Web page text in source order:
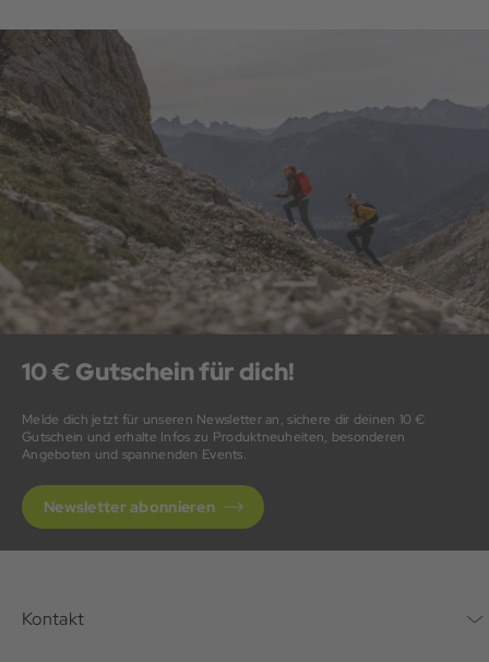
10 € Gutschein für dich!
Melde dich jetzt für unseren Newsletter an, sichere dir deinen 10 €
Gutschein und erhalte Infos zu Produktneuheiten, besonderen
Angeboten und spannenden Events.
Newsletter abonnieren
Kontakt